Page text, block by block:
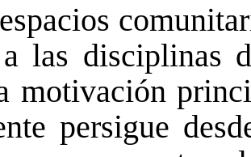
las disciplinas
motivación
persigue